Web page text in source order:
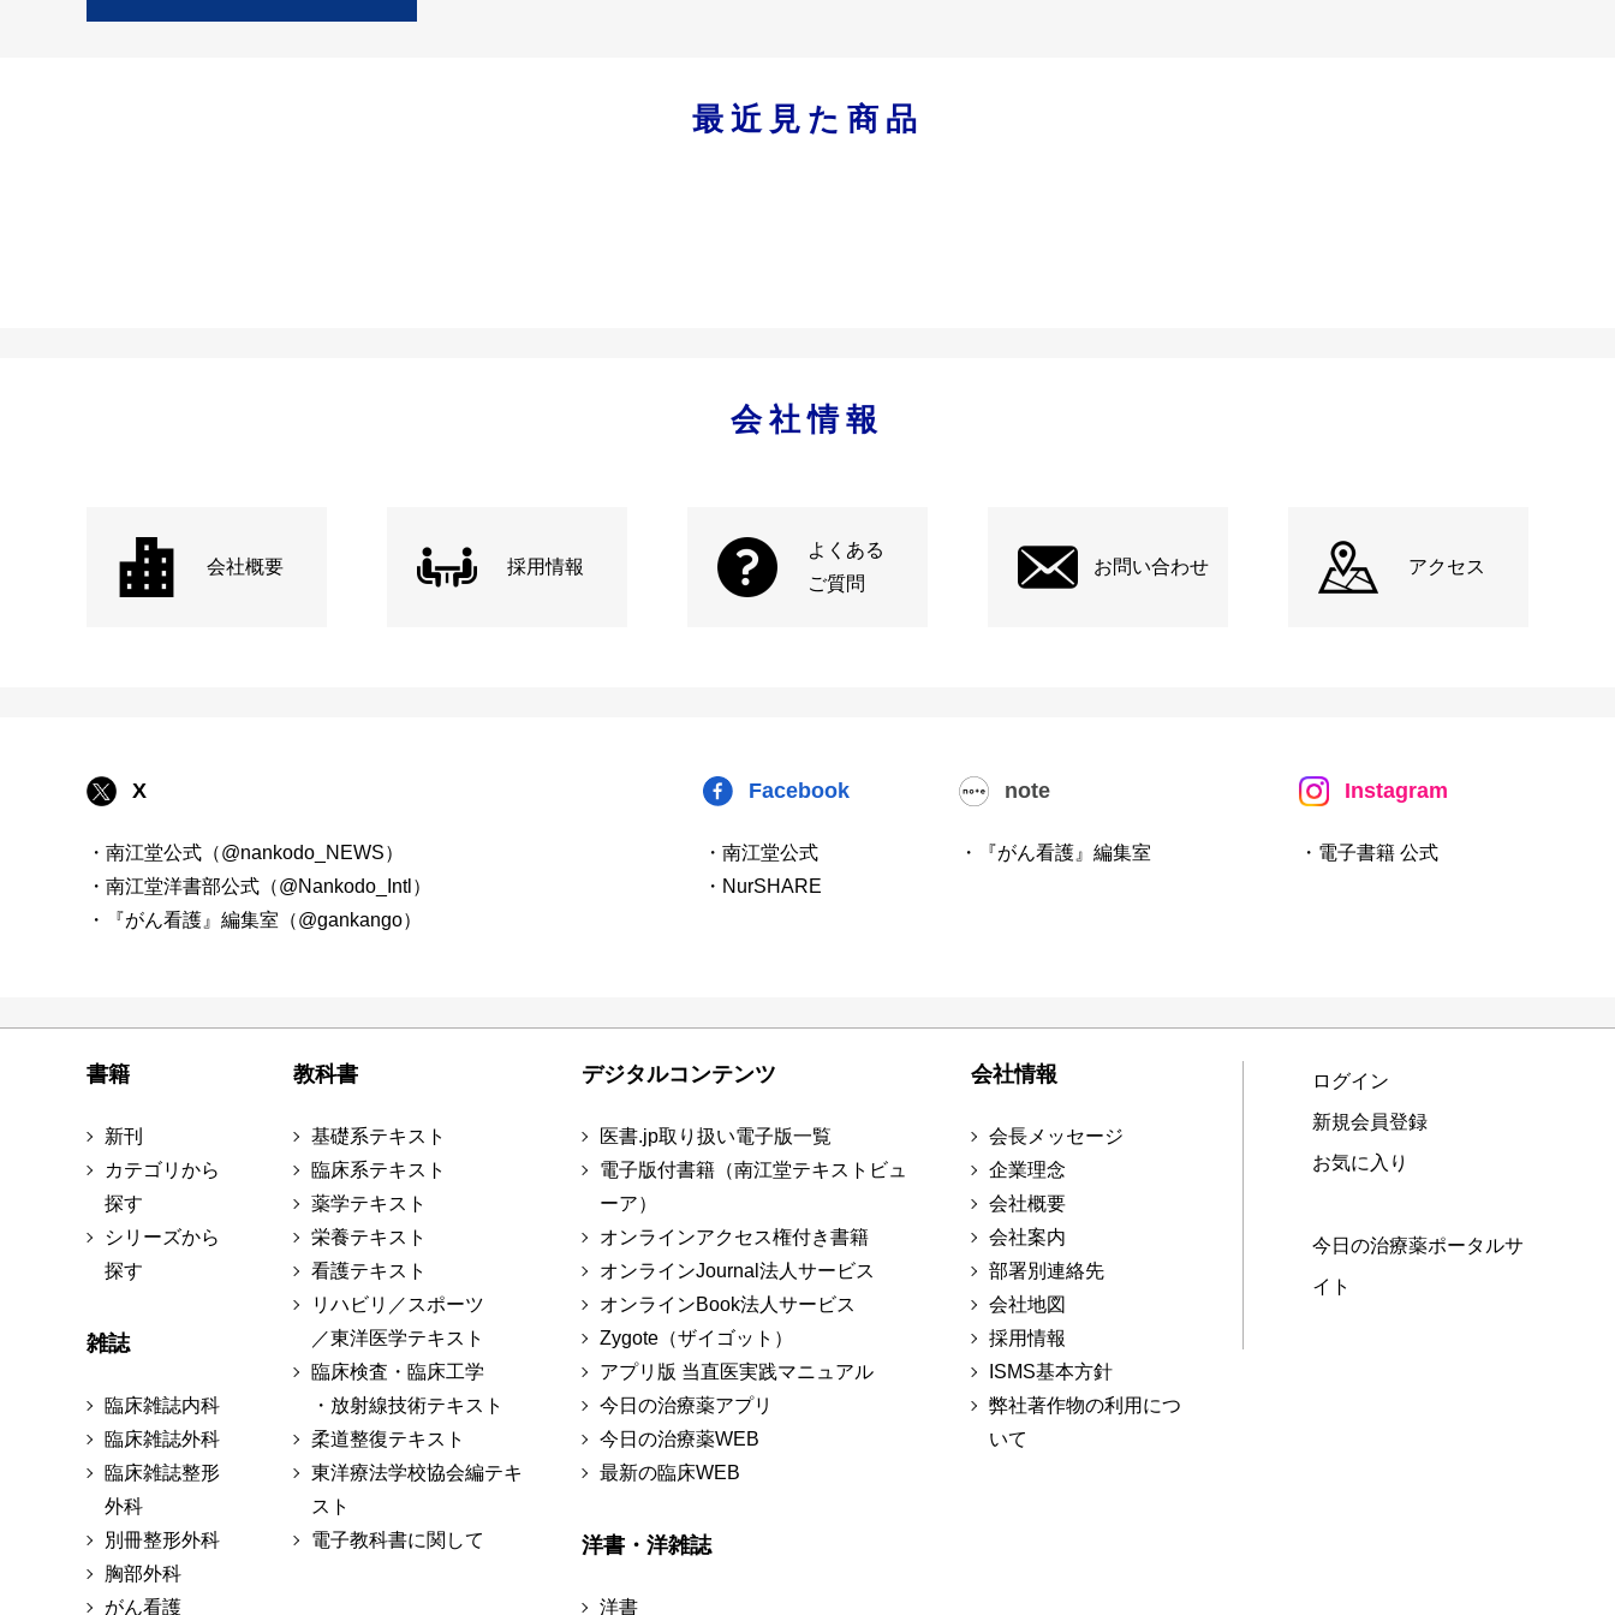
最近見た商品
会社情報
会社概要 採用情報
よくある
ご質問
お問い合わせ アクセス
X
・南江堂公式（@nankodo_NEWS）
・南江堂洋書部公式（@Nankodo_Intl）
・『がん看護』編集室（@gankango）
Facebook
・南江堂公式
・NurSHARE
note
・『がん看護』編集室
Instagram
・電子書籍 公式
書籍
新刊
カテゴリから
探す
シリーズから
探す
雑誌
臨床雑誌内科
臨床雑誌外科
臨床雑誌整形
外科
別冊整形外科
胸部外科
がん看護
教科書
基礎系テキスト
臨床系テキスト
薬学テキスト
栄養テキスト
看護テキスト
リハビリ／スポーツ
／東洋医学テキスト
臨床検査・臨床工学
・放射線技術テキスト
柔道整復テキスト
東洋療法学校協会編テキ
スト
電子教科書に関して
デジタルコンテンツ
医書.jp取り扱い電子版一覧
電子版付書籍（南江堂テキストビュ
ーア）
オンラインアクセス権付き書籍
オンラインJournal法人サービス
オンラインBook法人サービス
Zygote（ザイゴット）
アプリ版 当直医実践マニュアル
今日の治療薬アプリ
今日の治療薬WEB
最新の臨床WEB
洋書・洋雑誌
洋書
会社情報
会長メッセージ
企業理念
会社概要
会社案内
部署別連絡先
会社地図
採用情報
ISMS基本方針
弊社著作物の利用につ
いて
ログイン
新規会員登録
お気に入り
今日の治療薬ポータルサ
イト